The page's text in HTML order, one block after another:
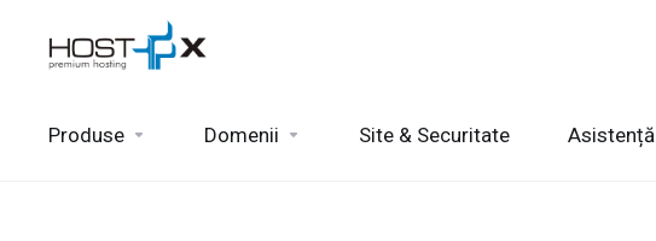
Produse Domenii Site & Securitate Asistență